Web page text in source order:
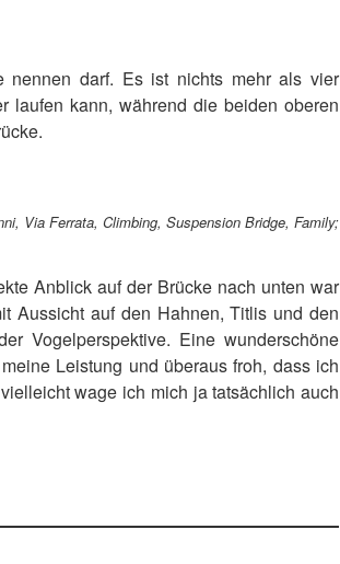
nennen darf. Es ist nichts mehr als vier
laufen kann, während die beiden oberen
Via Ferrata, Climbing, Suspension Bridge, Family;
Anblick auf der Brücke nach unten war
Aussicht auf den Hahnen, Titlis und den
Vogelperspektive. Eine wunderschöne
Leistung und überaus froh, dass ich
wage ich mich ja tatsächlich auch